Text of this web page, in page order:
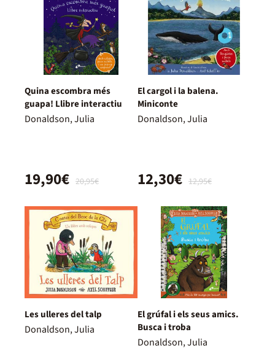
Quina escombra més
guapa! Llibre interactiu
Donaldson, Julia
20,95€
19,90€
El cargol i la balena.
Miniconte
Donaldson, Julia
12,95€
12,30€
Les ulleres del talp
Donaldson, Julia
El grúfal i els seus amics.
Busca i troba
Donaldson, Julia